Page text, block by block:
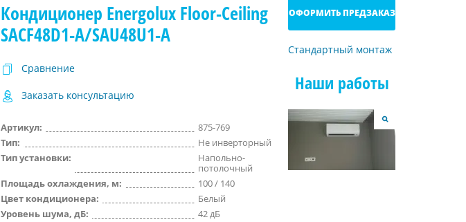
Кондиционер Energolux Floor-Ceiling
SACF48D1-A/SAU48U1-A
Сравнение
Заказать консультацию
Артикул:
875-769
Тип:
Не инверторный
Тип установки:
Напольно-
потолочный
Площадь охлаждения, м:
100 / 140
Цвет кондиционера:
Белый
Уровень шума, дБ:
42 дБ
ОФОРМИТЬ ПРЕДЗАКАЗ
Стандартный монтаж
Наши работы